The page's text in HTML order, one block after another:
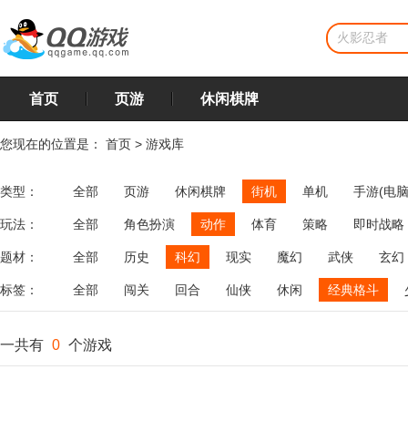
首页 页游 休闲棋牌
您现在的位置是： 首页 > 游戏库
类型： 全部 页游 休闲棋牌 街机 单机 手游(电
玩法： 全部 角色扮演 动作 体育 策略
即时战略
飞行
恋爱 第三人称射击 棋类 牌类 麻将
题材： 全部 历史 科幻 现实 魔幻 武侠 玄幻
标签： 全部 闯关 回合 仙侠 休闲 经典格斗
一共有 0 个游戏